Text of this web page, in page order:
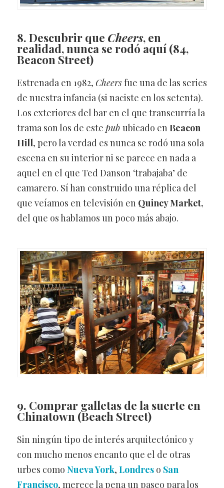
8. Descubrir que Cheers, en
realidad, nunca se rodó aquí (84,
Beacon Street)
Estrenada en 1982, Cheersfue una de las series
de nuestra infancia (si naciste en los setenta).
Los exteriores del bar en el que transcurría la
trama son los de este pub ubicado enBeacon
Hill, pero la verdad es nunca se rodó una sola
escena en su interior ni se parece en nada a
aquel en el que Ted Danson ‘trabajaba’ de
camarero. Sí han construido una réplica del
que veíamos en televisión en Quincy Market,
del que os hablamos un poco más abajo.
9. Comprar galletas de la suerte en
Chinatown (Beach Street)
Sin ningún tipo de interés arquitectónico y
con mucho menos encanto que el de otras
urbes como Nueva York, Londreso San
Francisco, merece la pena un paseo para los